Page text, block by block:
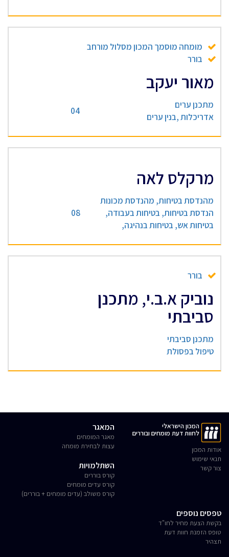
מומחה מוסמך המכון מסלול מורחב
בורר
מאור יעקב
מתכנן ערים
אדריכלות ,בנין ערים
04
מרקלס לאה
מהנדסת בטיחות, מהנדסת מכונות
הנדסת בטיחות, בטיחות בעבודה,
בטיחות אש, בטיחות בנהיגה,
08
בורר
נוביק א.ב.י, מתכנן
סביבתי
מתכנן סביבתי
טיפול בפסולת
המכון הישראלי
לחוות דעת מומחים ובוררים
אודות המכון
תנאי שימוש
צור קשר
המאגר
מאגר המומחים
עצות לבחירת מומחה
השתלמויות
קורס בוררים
קורס עדים מומחים
קורס משולב (עדים מומחים + בוררים)
טפסים נוספים
בקשת הצעת מחיר לחו"ד
טופס הזמנת חוות דעת
תצהיר